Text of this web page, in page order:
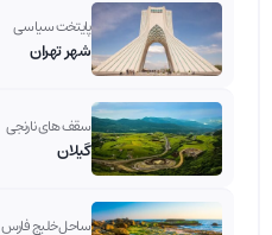
پایتخت سیاسی
شهر تهران
سقف های نارنجی
گیلان
ساحل خلیج فارس